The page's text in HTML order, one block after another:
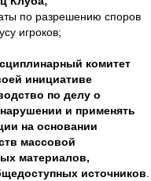
по разрешению споров
игроков;
комитет
инициативе
по делу о
и применять
на основании
массовой
материалов,
источников